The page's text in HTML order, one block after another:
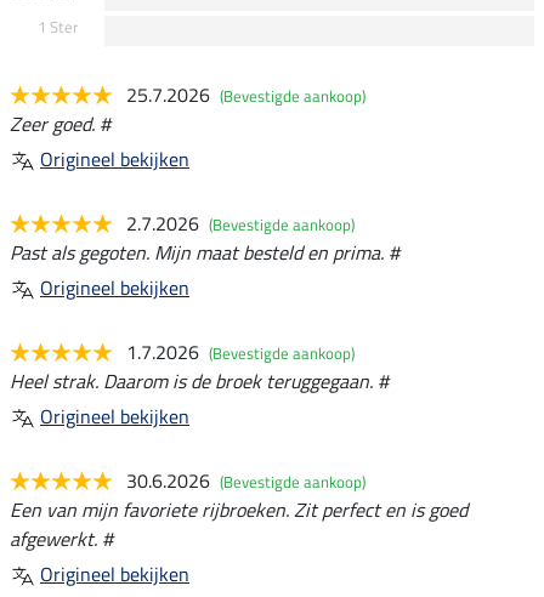
1 Ster
25.7.2026 (Bevestigde aankoop)
Zeer goed. #
Origineel bekijken
2.7.2026 (Bevestigde aankoop)
Past als gegoten. Mijn maat besteld en prima. #
Origineel bekijken
1.7.2026 (Bevestigde aankoop)
Heel strak. Daarom is de broek teruggegaan. #
Origineel bekijken
30.6.2026 (Bevestigde aankoop)
Een van mijn favoriete rijbroeken. Zit perfect en is goed
afgewerkt. #
Origineel bekijken